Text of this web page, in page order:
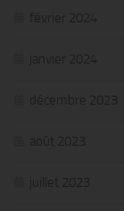
février 2024
janvier 2024
décembre 2023
août 2023
juillet 2023